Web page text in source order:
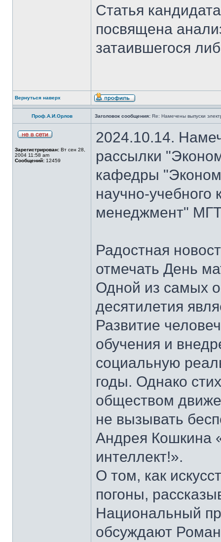
Статья
посвящена
затаившегося
Вернуться наверх
Проф.А.И.Орлов Заголовок сообщения: Re: Намечены выпуски
Зарегистрирован: Вт сен 28,
2004 11:58 am
Сообщений: 12459
2024.10.14.
рассылки
кафедры
научно-
менеджмент"
Радостная
отмечать День
Одной из самых
десятилетия
Развитие
обучения и
социальную
годы. Однако
обществом
не вызывать
Андрея Кошкина
интеллект!».
О том, как
погоны,
Национальный
обсуждают